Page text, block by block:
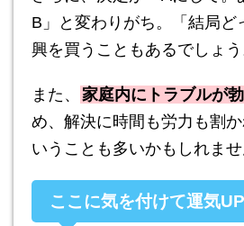
B」と変わりがち。「結局ど
興を買うこともあるでしょう
また、 家庭内にトラブルが
め、解決に時間も労力も割
いうことも多いかもしれませ
ここに気を付けて運気UP